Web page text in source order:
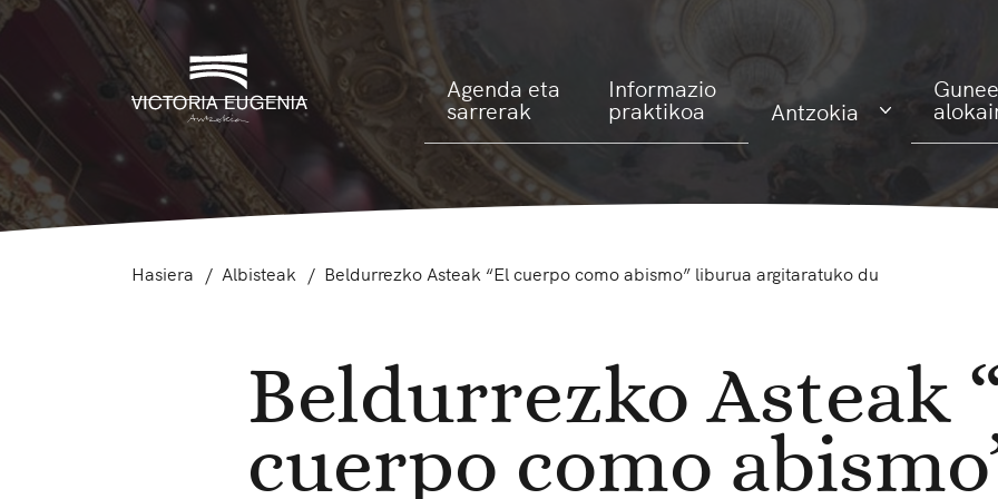
Agenda eta
sarrerak
Informazio
praktikoa Antzokia
Hasiera Albisteak Beldurrezko Asteak “El cuerpo como abismo” liburua argitaratuko du
Beldurrezko Asteak
cuerpo como